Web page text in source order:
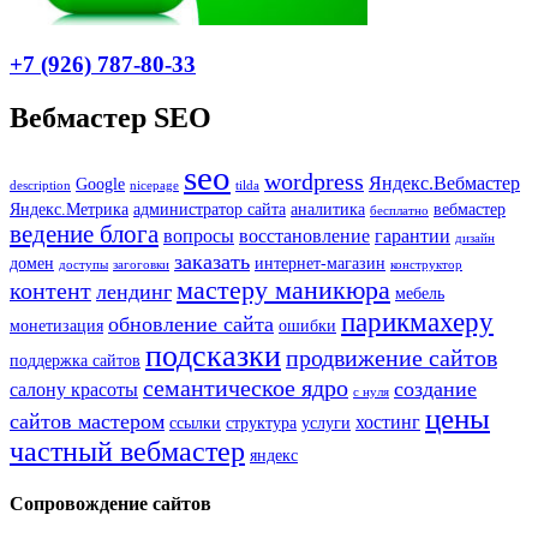
+7 (926) 787-80-33
Вебмастер SEO
description Google nicepage seo tilda wordpress Яндекс.Вебмастер
Яндекс.Метрика администратор сайта аналитика бесплатно вебмастер
ведение блога вопросы восстановление гарантии дизайн
домен доступы загоговки заказать интернет-магазин конструктор
контент лендинг мастеру маникюра мебель
монетизация обновление сайта ошибки парикмахеру
поддержка сайтов подсказкипродвижение сайтов
салону красоты семантическое ядро с нуля создание
сайтов мастером ссылки структура услуги хостинг цены
частный вебмастер яндекс
Сопровождение сайтов